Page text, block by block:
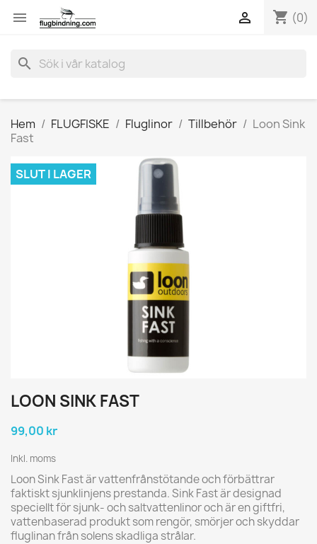
 shopping_cart (0)

search
Hem FLUGFISKE Fluglinor Tillbehör
Loon Sink
Fast
SLUT I LAGER
LOON SINK FAST
99,00 kr
Inkl. moms
Loon Sink Fast är vattenfrånstötande och förbättrar
faktiskt sjunklinjens prestanda. Sink Fast är designad
speciellt för sjunk- och saltvattenlinor och är en giftfri,
vattenbaserad produkt som rengör, smörjer och skyddar
fluglinan från solens skadliga strålar.